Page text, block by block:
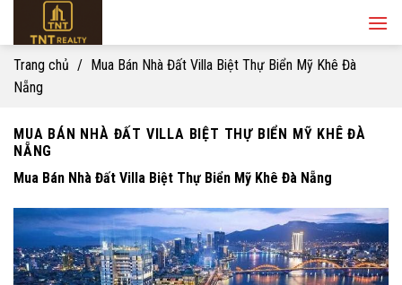
content
Trang chủ / Mua Bán Nhà Đất Villa Biệt Thự Biển Mỹ Khê Đà
Nẵng
MUA BÁN NHÀ ĐẤT VILLA BIỆT THỰ BIỂN MỸ KHÊ ĐÀ
NẴNG
Mua Bán Nhà Đất Villa Biệt Thự Biển Mỹ Khê Đà Nẵng